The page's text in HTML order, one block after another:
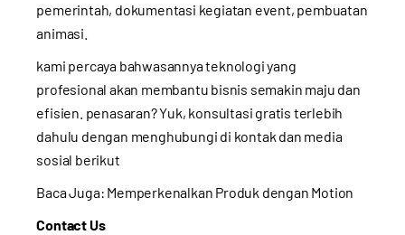
pemerintah, dokumentasi kegiatan event, pembuatan
animasi.
kami percaya bahwasannya teknologi yang
profesional akan membantu bisnis semakin maju dan
efisien. penasaran? Yuk, konsultasi gratis terlebih
dahulu dengan menghubungi di kontak dan media
sosial berikut
Baca Juga: Memperkenalkan Produk dengan Motion
Contact Us